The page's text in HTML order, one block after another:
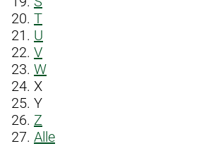
T
U
V
W
X
Y
Z
Alle